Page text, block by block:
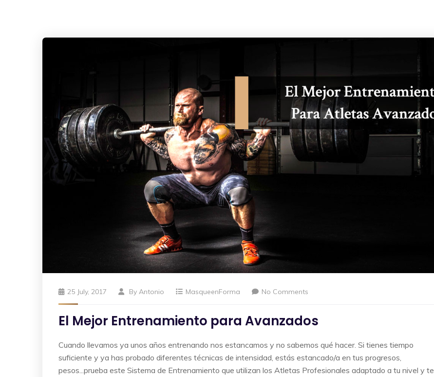
25 July, 2017 By Antonio MasqueenForma No Comments
El Mejor Entrenamiento para Avanzados
Cuando llevamos ya unos años entrenando nos estancamos y no sabemos qué hacer. Si tienes tiempo
suficiente y ya has probado diferentes técnicas de intensidad, estás estancado/a en tus progresos,
pesos...prueba este Sistema de Entrenamiento que utilizan los Atletas Profesionales adaptado a tu nivel y te